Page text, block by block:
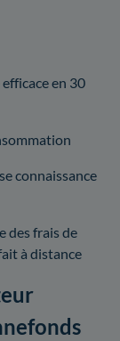
en 30
connaissance
des frais de
à distance